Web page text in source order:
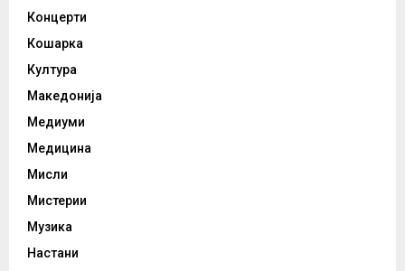
Концерти
Кошарка
Култура
Македонија
Медиуми
Медицина
Мисли
Мистерии
Музика
Настани